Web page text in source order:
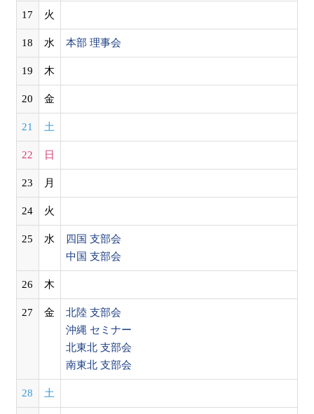
17 火
18 水 本部 理事会
19 木
20 金
21 土
22 日
23 月
24 火
25 水
四国 支部会
中国 支部会
26 木
27 金
北陸 支部会
沖縄 セミナー
北東北 支部会
南東北 支部会
28 土